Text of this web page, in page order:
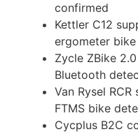
confirmed
Kettler C12
ergometer
Zycle ZBike
Bluetooth
Van Rysel
FTMS bike
Cycplus B2C